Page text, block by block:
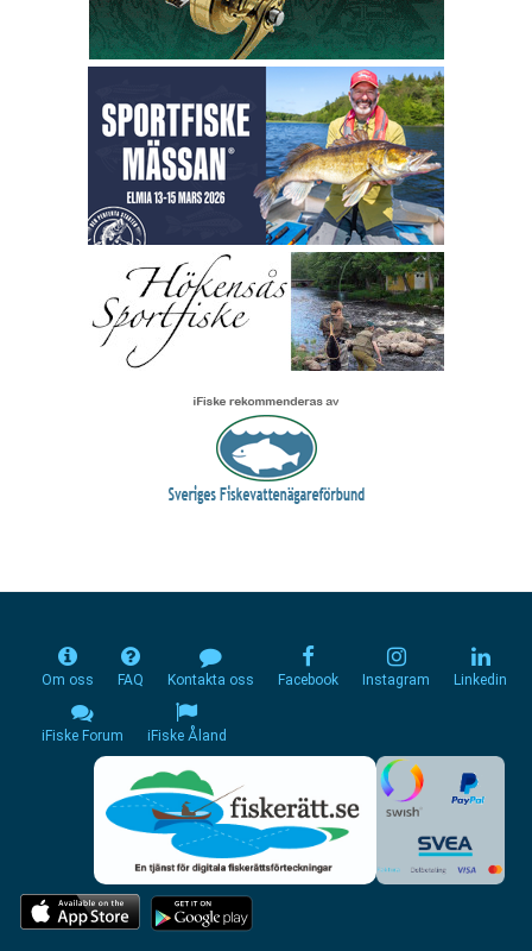
Om oss FAQ Kontakta oss Facebook Instagram Linkedin
iFiske Forum iFiske Åland